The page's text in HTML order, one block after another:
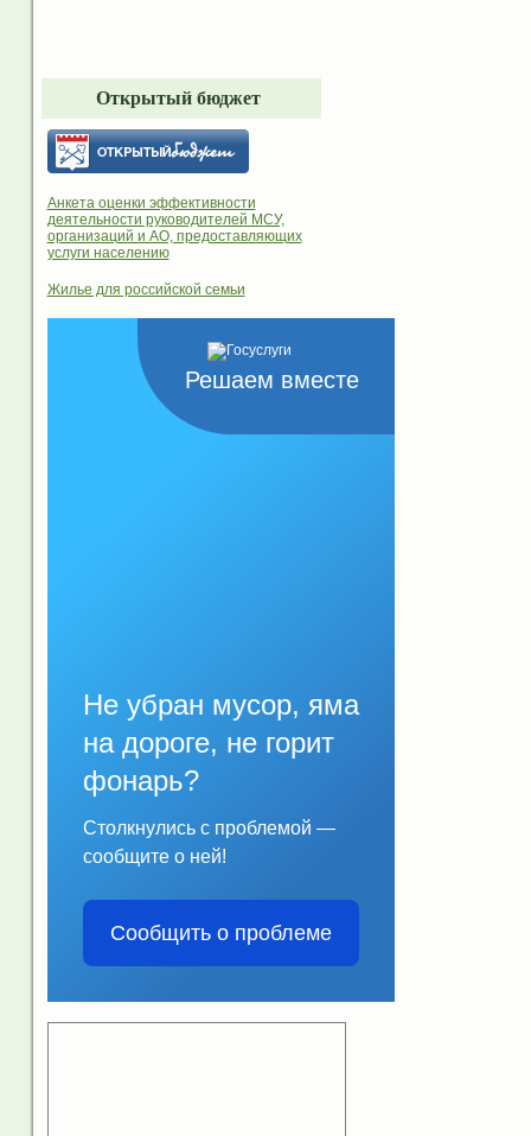
Открытый бюджет
Анкета оценки эффективности
деятельности руководителей МСУ,
организаций и АО, предоставляющих
услуги населению
Жилье для российской семьи
Решаем вместе
Не убран мусор, яма
на дороге, не горит
фонарь?
Столкнулись с проблемой —
сообщите о ней!
Сообщить о проблеме